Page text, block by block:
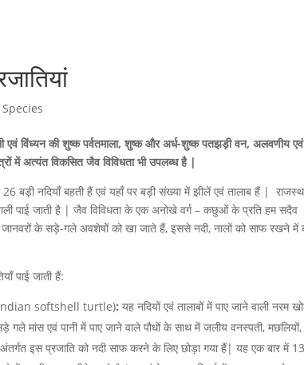
Species
विंध्यन की शुष्क पर्वतमाला, शुष्क और अर्ध-शुष्क पतझड़ी वन, अलवणीय एवं
में अत्यंत विकसित जैव विविधता भी उपलब्ध है |
26 बड़ी नदियाँ बहती हैं एवं यहाँ पर बड़ी संख्या में झीलें एवं तालाब हैं |
पाई जाती है | जैव विविधता के एक अनोखे वर्ग – कछुओं के प्रति हम सदैव
जानवरों के सड़े-गले अवशेषों को खा जाते हैं, इससे नदी, नालों को साफ रखने में
पाई जाती हैं:
softshell turtle):यह नदियों एवं तालाबों में पाए जाने वाली नरम
मांस एवं पानी में पाए जाने वाले पौधों के साथ में जलीय वनस्पती,
इस प्रजाति को नदी साफ करने के लिए छोड़ा गया हैं| यह एक बार में